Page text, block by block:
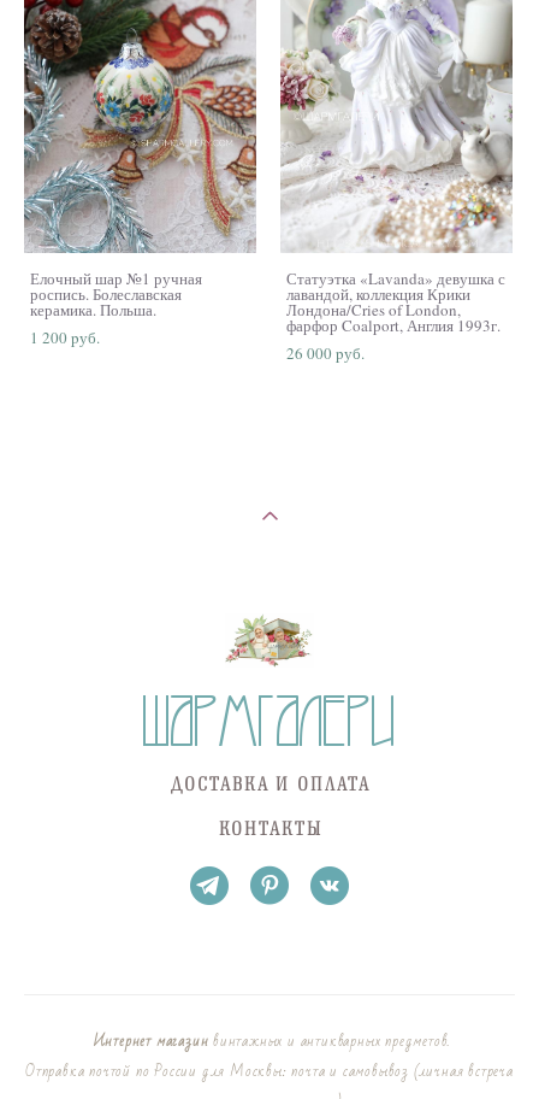
Елочный шар №1 ручная
роспись. Болеславская
керамика. Польша.
1 200 pуб.
Статуэтка «Lavanda» девушка с
лавандой, коллекция Крики
Лондона/Cries of London,
фарфор Coalport, Англия 1993г.
26 000 pуб.
ДОСТАВКА И ОПЛАТА
КОНТАКТЫ
Интернет магазинвинтажных и антикварных предметов.
Отправка почтой по России для Москвы: почта и самовывоз (личная встреча